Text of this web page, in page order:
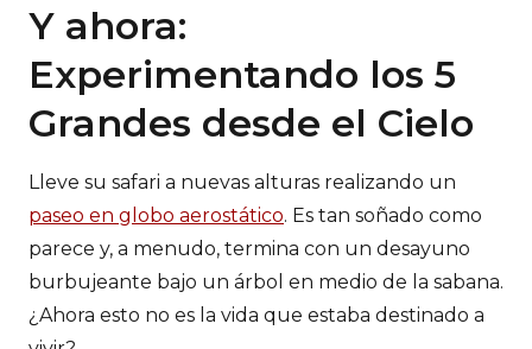
Y ahora:
Experimentando los 5
Grandes desde el Cielo
Lleve su safari a nuevas alturas realizando un
paseo en globo aerostático. Es tan soñado como
parece y, a menudo, termina con un desayuno
burbujeante bajo un árbol en medio de la sabana.
¿Ahora esto no es la vida que estaba destinado a